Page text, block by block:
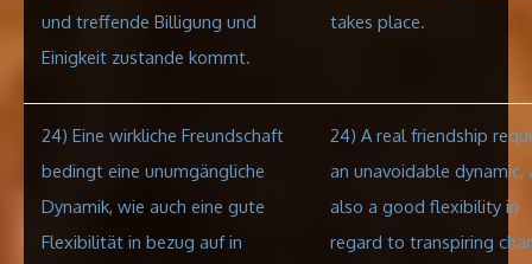
und treffende Billigung und
Einigkeit zustande kommt.
takes place.
24) Eine wirkliche Freundschaft
bedingt eine unumgängliche
Dynamik, wie auch eine gute
Flexibilität in bezug auf in
24) A real friendship
an unavoidable dynamic,
also a good flexibility in
regard to transpiring